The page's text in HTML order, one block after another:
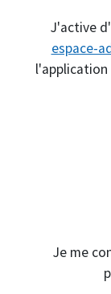
J'active
espace-
l'application
Je me